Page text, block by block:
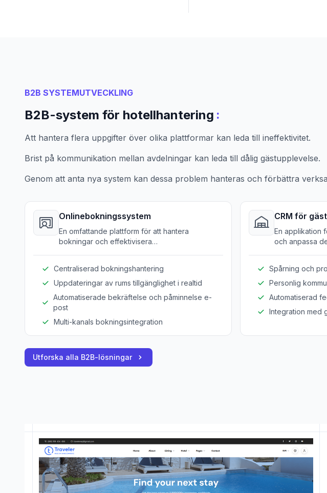
B2B SYSTEMUTVECKLING
B2B-system för hotellhantering :
Att hantera flera uppgifter över olika plattformar kan leda till ineffektivitet.
Brist på kommunikation mellan avdelningar kan leda till dålig gästupplevelse.
Genom att anta nya system kan dessa problem hanteras och förbättra
Onlinebokningssystem
En omfattande plattform för att hantera
bokningar och effektivisera
Centraliserad bokningshantering
Uppdateringar av rums tillgänglighet i realtid
Automatiserade bekräftelse och påminnelse e-
post
Multi-kanals bokningsintegration
CRM för
En applikation
och anpassa
Spårning och
Personlig
Automatiserad
Integration med
Utforska alla B2B-lösningar